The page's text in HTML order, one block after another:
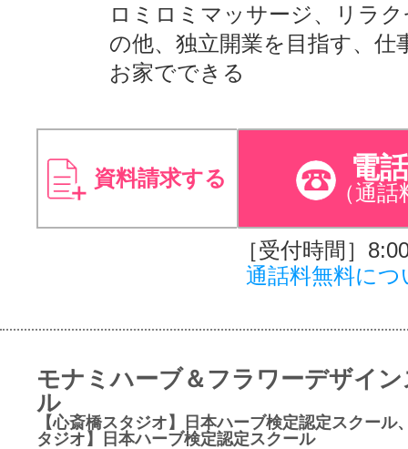
ロミロミマッサージ、リラ
の他、独立開業を目指す、仕
お家でできる
資料請求する 電
（通話
［受付時間］
通話料無料につ
モナミハーブ＆フラワーデザイ
ル
【心斎橋スタジオ】日本ハーブ検定認定スクール
タジオ】日本ハーブ検定認定スクール